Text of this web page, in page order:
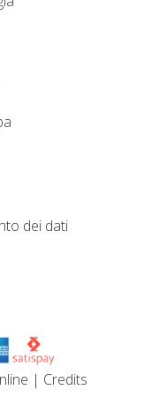
dei dati
| Credits